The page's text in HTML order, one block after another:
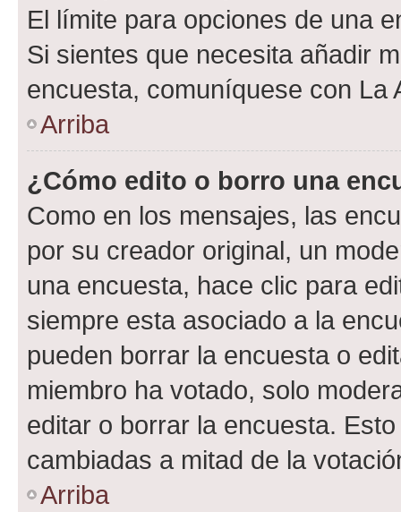
El límite para opciones de una
Si sientes que necesita añadir
encuesta, comuníquese con La
Arriba
¿Cómo edito o borro una
Como en los mensajes, las
por su creador original, un
una encuesta, hace clic para
siempre esta asociado a la
pueden borrar la encuesta o
miembro ha votado, solo
editar o borrar la encuesta.
cambiadas a mitad de la
Arriba